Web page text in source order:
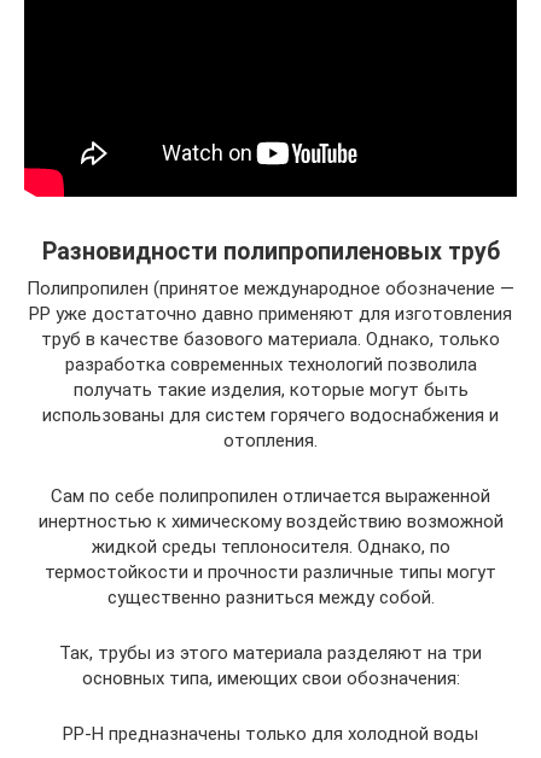
Разновидности полипропиленовых труб
Полипропилен (принятое международное обозначение —
РР уже достаточно давно применяют для изготовления
труб в качестве базового материала. Однако, только
разработка современных технологий позволила
получать такие изделия, которые могут быть
использованы для систем горячего водоснабжения и
отопления.
Сам по себе полипропилен отличается выраженной
инертностью к химическому воздействию возможной
жидкой среды теплоносителя. Однако, по
термостойкости и прочности различные типы могут
существенно разниться между собой.
Так, трубы из этого материала разделяют на три
основных типа, имеющих свои обозначения:
РР-Н предназначены только для холодной воды